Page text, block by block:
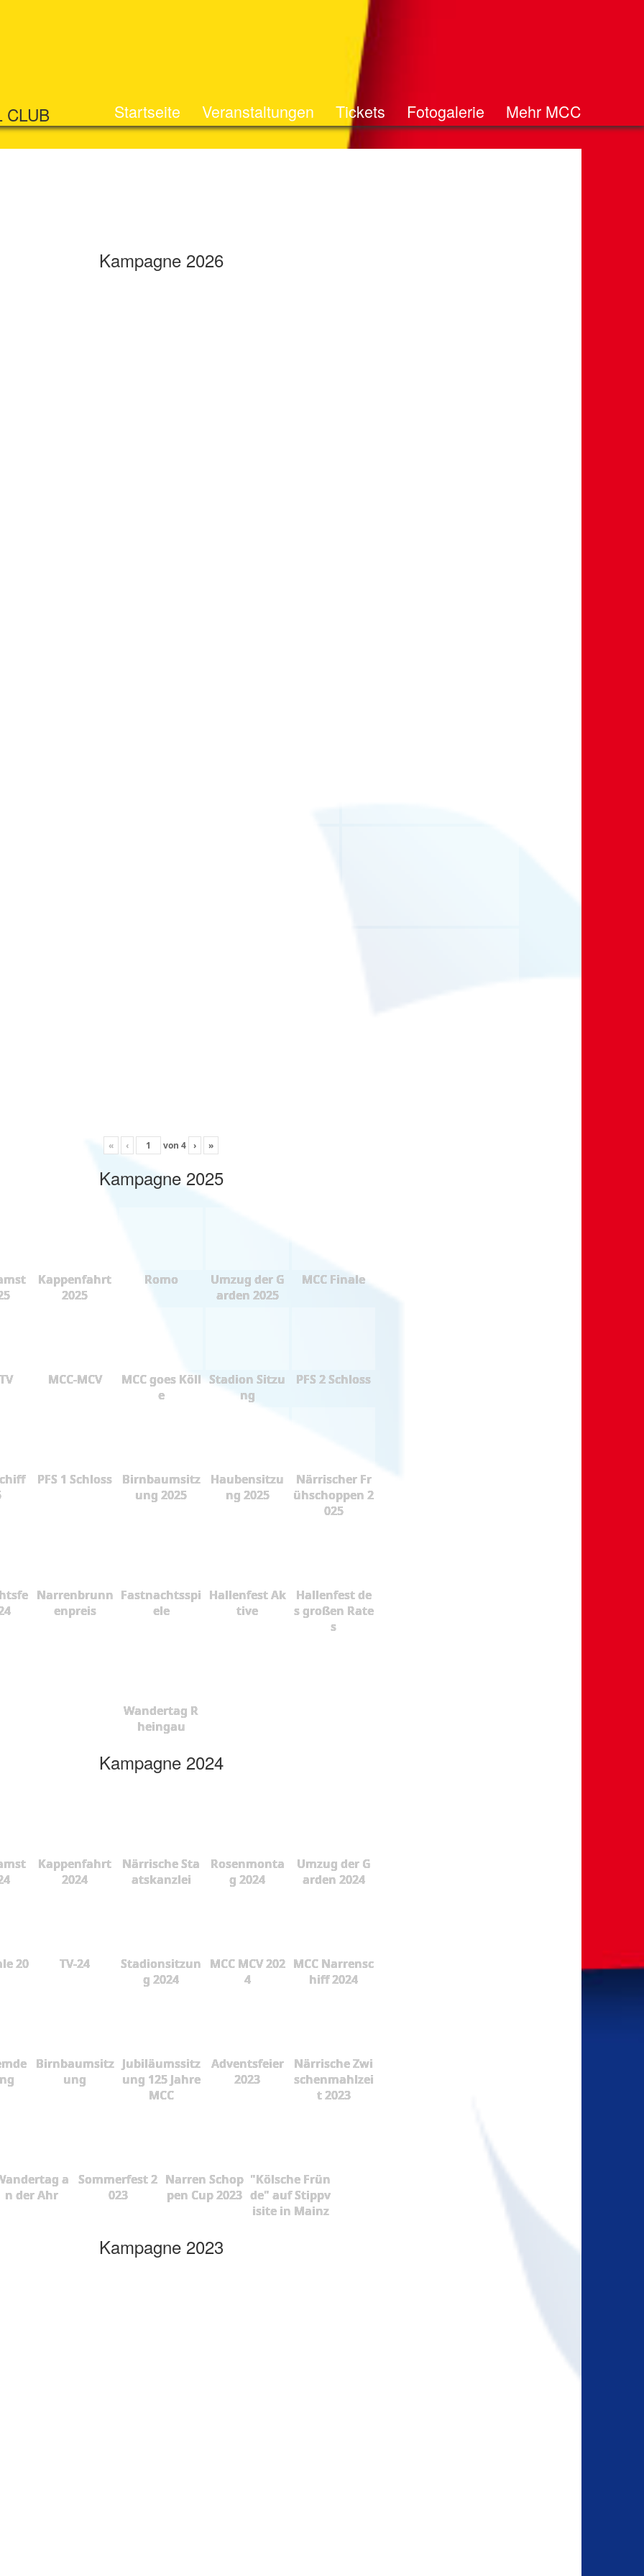
CLUB Startseite Veranstaltungen Tickets Fotogalerie Mehr MCC
Kampagne 2026
« ‹ von 4 › »
Kampagne 2025
Kappenfahrt
2025
Romo
Umzug der G
arden 2025
MCC Finale
MCC-MCV
MCC goes Köll
e
Stadion Sitzu
ng
PFS 2 Schloss
PFS 1 Schloss
Birnbaumsitz
ung 2025
Haubensitzu
ng 2025
Närrischer Fr
ühschoppen 2
025
Narrenbrunn
enpreis
Fastnachtsspi
ele
Hallenfest Ak
tive
Hallenfest de
s großen Rate
s
Wandertag R
heingau
Kampagne 2024
Kappenfahrt
2024
Närrische Sta
atskanzlei
Rosenmonta
g 2024
Umzug der G
arden 2024
20
TV-24
Stadionsitzun
g 2024
MCC MCV 202
4
MCC Narrensc
hiff 2024
Birnbaumsitz
ung
Jubiläumssitz
ung 125 Jahre
MCC
Adventsfeier
2023
Närrische Zwi
schenmahlzei
t 2023
a
n der Ahr
Sommerfest 2
023
Narren Schop
pen Cup 2023
"Kölsche Frün
de" auf Stippv
isite in Mainz
Kampagne 2023